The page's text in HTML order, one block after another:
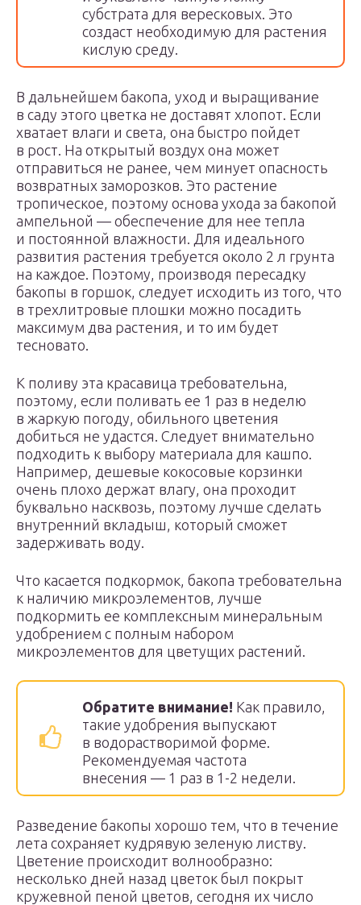
субстрата для вересковых. Это
создаст необходимую для растения
кислую среду.
В дальнейшем бакопа, уход и выращивание
в саду этого цветка не доставят хлопот. Если
хватает влаги и света, она быстро пойдет
в рост. На открытый воздух она может
отправиться не ранее, чем минует опасность
возвратных заморозков. Это растение
тропическое, поэтому основа ухода за бакопой
ампельной — обеспечение для нее тепла
и постоянной влажности. Для идеального
развития растения требуется около 2 л грунта
на каждое. Поэтому, производя пересадку
бакопы в горшок, следует исходить из того, что
в трехлитровые плошки можно посадить
максимум два растения, и то им будет
тесновато.
К поливу эта красавица требовательна,
поэтому, если поливать ее 1 раз в неделю
в жаркую погоду, обильного цветения
добиться не удастся. Следует внимательно
подходить к выбору материала для кашпо.
Например, дешевые кокосовые корзинки
очень плохо держат влагу, она проходит
буквально насквозь, поэтому лучше сделать
внутренний вкладыш, который сможет
задерживать воду.
Что касается подкормок, бакопа требовательна
к наличию микроэлементов, лучше
подкормить ее комплексным минеральным
удобрением с полным набором
микроэлементов для цветущих растений.
Обратите внимание! Как правило,
такие удобрения выпускают
в водорастворимой форме.
Рекомендуемая частота
внесения — 1 раз в 1-2 недели.
Разведение бакопы хорошо тем, что в течение
лета сохраняет кудрявую зеленую листву.
Цветение происходит волнообразно:
несколько дней назад цветок был покрыт
кружевной пеной цветов, сегодня их число